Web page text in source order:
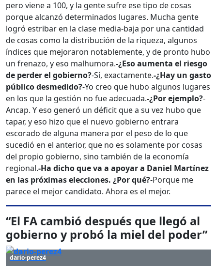
pero viene a 100, y la gente sufre ese tipo de cosas
porque alcanzó determinados lugares. Mucha gente
logró estribar en la clase media-baja por una cantidad
de cosas como la distribución de la riqueza, algunos
índices que mejoraron notablemente, y de pronto hubo
un frenazo, y eso malhumora.-¿Eso aumenta el riesgo
de perder el gobierno?-Sí, exactamente.-¿Hay un gasto
público desmedido?-Yo creo que hubo algunos lugares
en los que la gestión no fue adecuada.-¿Por ejemplo?-
Ancap. Y eso generó un déficit que a su vez hubo que
tapar, y eso hizo que el nuevo gobierno entrara
escorado de alguna manera por el peso de lo que
sucedió en el anterior, que no es solamente por cosas
del propio gobierno, sino también de la economía
regional.-Ha dicho que va a apoyar a Daniel Martínez
en las próximas elecciones. ¿Por qué?-Porque me
parece el mejor candidato. Ahora es el mejor.
“El FA cambió después que llegó al
gobierno y probó la miel del poder”
dario-perez4